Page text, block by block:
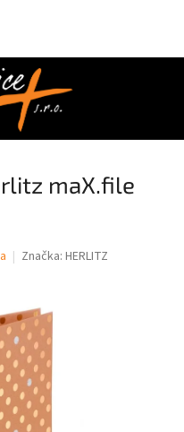
maX.file
Značka: HERLITZ